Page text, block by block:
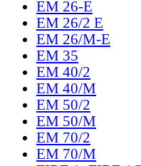
EM 26-E
EM 26/2 E
EM 26/M-E
EM 35
EM 40/2
EM 40/M
EM 50/2
EM 50/M
EM 70/2
EM 70/M